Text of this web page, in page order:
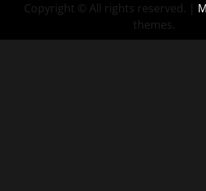
Copyright © All rights reserved. |
themes.